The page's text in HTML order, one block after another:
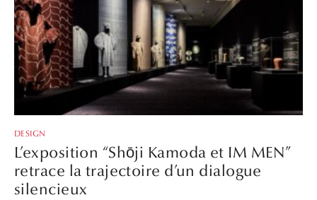
DESIGN
L’exposition “Shōji Kamoda et IM MEN”
retrace la trajectoire d’un dialogue
silencieux